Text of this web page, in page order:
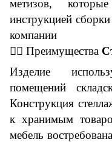
метизов,
инструкцией
компании
👇🏼 Преимущества
Изделие
помещений
Конструкция
к хранимым
мебель